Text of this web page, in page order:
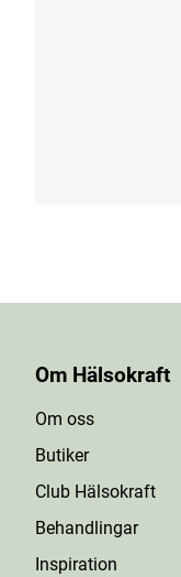
Om Hälsokraft
Om oss
Butiker
Club Hälsokraft
Behandlingar
Inspiration